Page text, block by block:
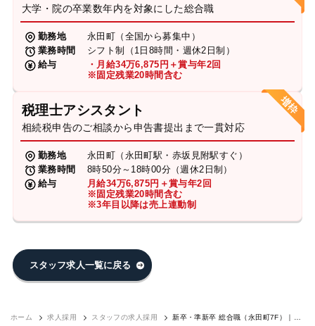
大学・院の卒業数年内を対象にした総合職
勤務地
永田町（全国から募集中）
業務時間
シフト制（1日8時間・週休2日制）
給与
・月給34万6,875円＋賞与年2回
※固定残業20時間含む
税理士アシスタント
相続税申告のご相談から申告書提出まで一貫対応
勤務地
永田町（永田町駅・赤坂見附駅すぐ）
業務時間
8時50分～18時00分（週休2日制）
給与
月給34万6,875円＋賞与年2回
※固定残業20時間含む
※3年目以降は売上連動制
スタッフ求人一覧に戻る
ホーム 求人採用 スタッフの求人採用
新卒・準新卒 総合職（永田町7F）｜求